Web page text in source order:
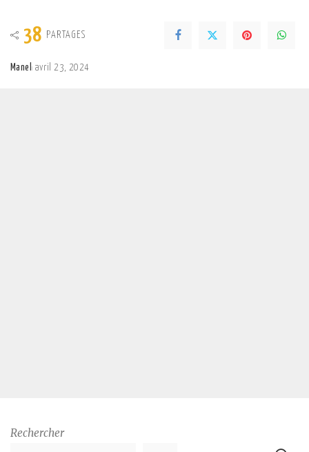
38 PARTAGES
Manel avril 23, 2024
Rechercher